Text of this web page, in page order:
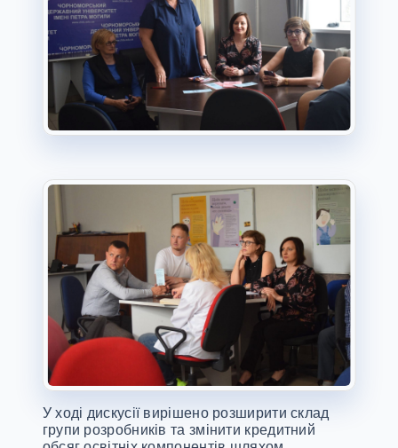
У ході дискусії вирішено розширити склад
групи розробників та змінити кредитний